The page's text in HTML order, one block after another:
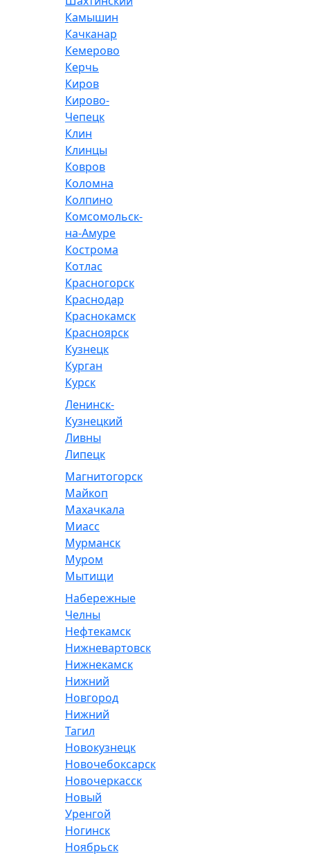
Камышин
Качканар
Кемерово
Керчь
Киров
Кирово-
Чепецк
Клин
Клинцы
Ковров
Коломна
Колпино
Комсомольск-
на-Амуре
Кострома
Котлас
Красногорск
Краснодар
Краснокамск
Красноярск
Кузнецк
Курган
Курск
Ленинск-
Кузнецкий
Ливны
Липецк
Магнитогорск
Майкоп
Махачкала
Миасс
Мурманск
Муром
Мытищи
Набережные
Челны
Нефтекамск
Нижневартовск
Нижнекамск
Нижний
Новгород
Нижний
Тагил
Новокузнецк
Новочебоксарск
Новочеркасск
Новый
Уренгой
Ногинск
Ноябрьск